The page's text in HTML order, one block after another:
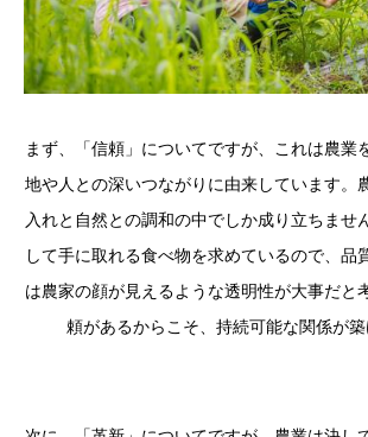
まず、「信頼」についてですが、これは農業
地や人との深いつながりに由来しています。
入れと自然との調和の中でしか成り立ちませ
して手に取れる食べ物を求めているので、品
は農家の顔が見えるような透明性が大事だと
頼があるからこそ、持続可能な関係が築